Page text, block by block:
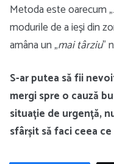
Metoda este oarecum „
modurile de a ieși din
amâna un „mai târziu”
S-ar putea să fii
mergi spre o cauză
situație de urgență,
sfârșit să faci ceea